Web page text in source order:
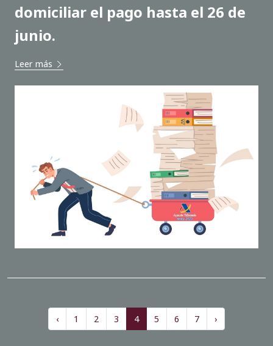
domiciliar el pago hasta el 26 de
junio.
Leer más
‹ 1 2 3 4 5 6 7 ›